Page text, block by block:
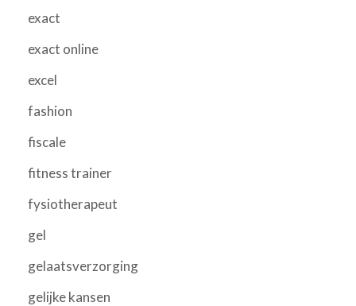
exact
exact online
excel
fashion
fiscale
fitness trainer
fysiotherapeut
gel
gelaatsverzorging
gelijke kansen